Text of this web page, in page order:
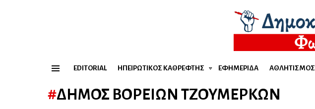
EDITORIAL ΗΠΕΙΡΏΤΙΚΟΣ ΚΑΘΡΈΦΤΗΣ ΕΦΗΜΕΡΊΔΑ ΑΘΛΗΤΙΣΜΌΣ
ΔΉΜΟΣ ΒΟΡΕΊΩΝ ΤΖΟΥΜΈΡΚΩΝ